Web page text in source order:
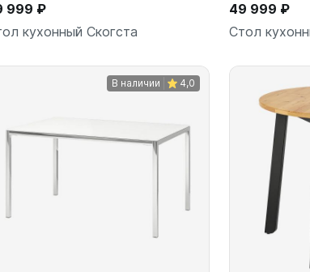
шт
999 ₽
кухонный Скогста
49 999 ₽
Стол
В наличии 4,0